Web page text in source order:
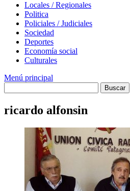
Locales / Regionales
Politica
Policiales / Judiciales
Sociedad
Deportes
Economía social
Culturales
Menú principal
ricardo alfonsin